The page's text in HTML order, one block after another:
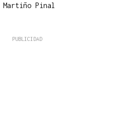
Martiño Pinal